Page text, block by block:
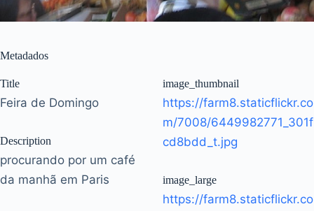
Metadados
Title
Feira de Domingo
Description
procurando por um café
da manhã em Paris
image_thumbnail
https://farm8.staticflickr.co
m/7008/6449982771_301f
cd8bdd_t.jpg
image_large
https://farm8.staticflickr.co